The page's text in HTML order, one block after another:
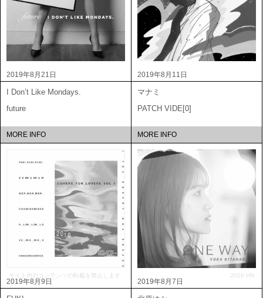
2019年8月21日
I Don’t Like Mondays.
future
MORE INFO
2019年8月11日
マナミ
PATCH VIDE[0]
MORE INFO
2019年8月9日 2019年8月7日
サイト内のコンテンツの転載を禁止します 2020 HN